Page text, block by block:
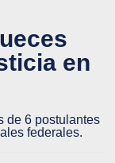
en
de 6 postulantes
federales.